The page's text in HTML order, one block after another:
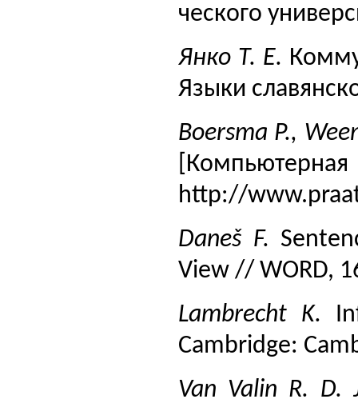
ческого
Янко Т. Е.
Языки
Boersma P.,
http://
Daneš F.
View // WORD,
Lambrecht K.
Cambridge:
Van Valin R. D.